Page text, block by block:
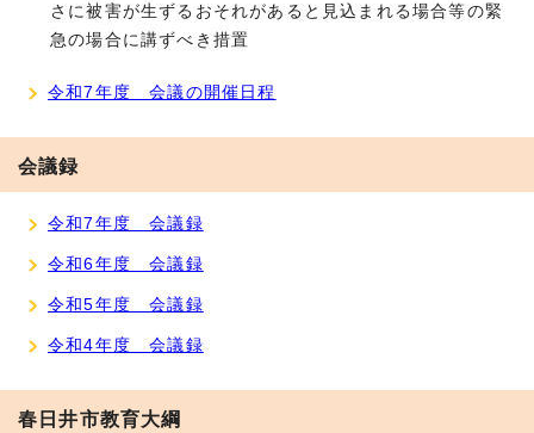
さに被害が生ずるおそれがあると見込まれる場合等の緊
急の場合に講ずべき措置
令和7年度 会議の開催日程
会議録
令和7年度 会議録
令和6年度 会議録
令和5年度 会議録
令和4年度 会議録
春日井市教育大綱